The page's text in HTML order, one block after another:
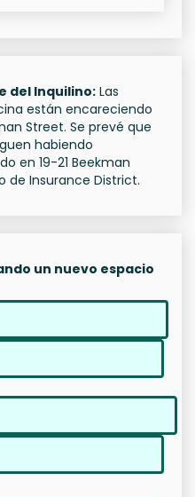
del Inquilino: Las
están encareciendo
Street. Se prevé que
habiendo
en 19-21 Beekman
de Insurance District.
un nuevo espacio